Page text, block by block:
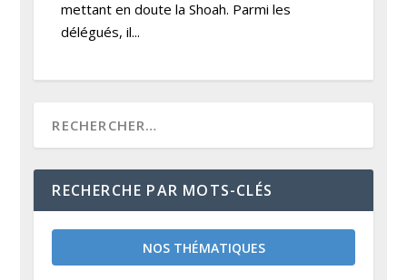
mettant en doute la Shoah. Parmi les
délégués, il...
RECHERCHE PAR MOTS-CLÉS
NOS THÉMATIQUES